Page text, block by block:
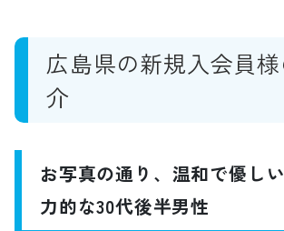
広島県の新規入会員
介
お写真の通り、温和で優し
力的な30代後半男性